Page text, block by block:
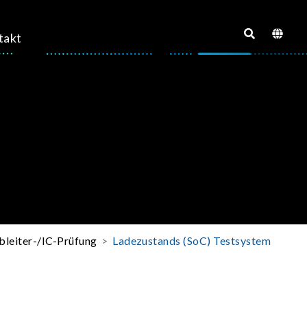
IC-Prüfung Ladezustands (SoC) Testsystem